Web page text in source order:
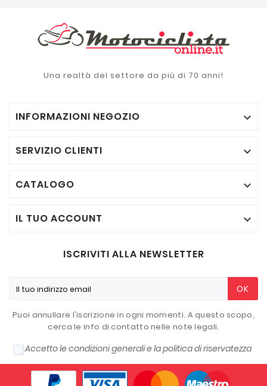
Una realtà del settore da più di 70 anni!
INFORMAZIONI NEGOZIO 
SERVIZIO CLIENTI 
CATALOGO 
IL TUO ACCOUNT 
ISCRIVITI ALLA NEWSLETTER
OK
Puoi annullare l'iscrizione in ogni momenti. A questo scopo,
cerca le info di contatto nelle note legali.
Accetto le condizioni generali e la politica di riservatezza